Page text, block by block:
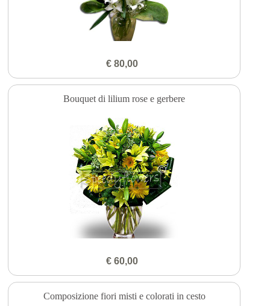
€ 80,00
Bouquet di lilium rose e gerbere
€ 60,00
Composizione fiori misti e colorati in cesto